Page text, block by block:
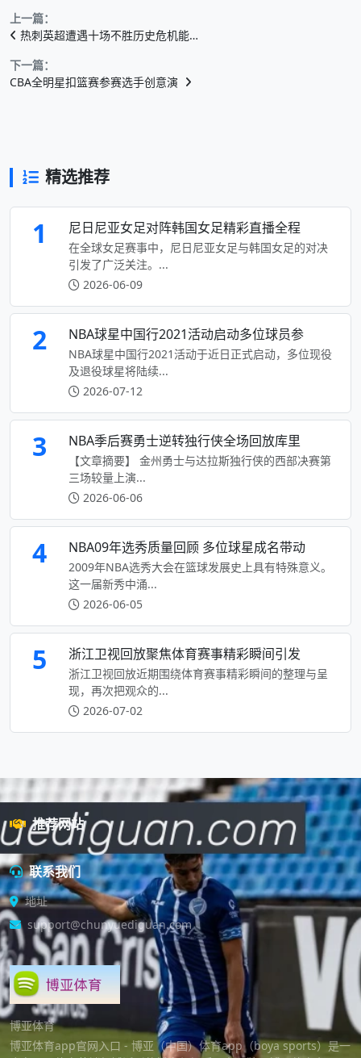
上一篇：
热刺英超遭遇十场不胜历史危机能…
下一篇：
CBA全明星扣篮赛参赛选手创意演
精选推荐
1 尼日尼亚女足对阵韩国女足精彩直播全程
在全球女足赛事中，尼日尼亚女足与韩国女足的对决
引发了广泛关注。...
2026-06-09
2 NBA球星中国行2021活动启动多位球员参
NBA球星中国行2021活动于近日正式启动，多位现役
及退役球星将陆续...
2026-07-12
3 NBA季后赛勇士逆转独行侠全场回放库里
【文章摘要】 金州勇士与达拉斯独行侠的西部决赛第
三场较量上演...
2026-06-06
4 NBA09年选秀质量回顾 多位球星成名带动
2009年NBA选秀大会在篮球发展史上具有特殊意义。
这一届新秀中涌...
2026-06-05
5 浙江卫视回放聚焦体育赛事精彩瞬间引发
浙江卫视回放近期围绕体育赛事精彩瞬间的整理与呈
现，再次把观众的...
2026-07-02
推荐网站
联系我们
地址
support@chunyuediguan.com
博亚体育
博亚体育app官网入口 - 博亚（中国）体育app（boya sports）是一